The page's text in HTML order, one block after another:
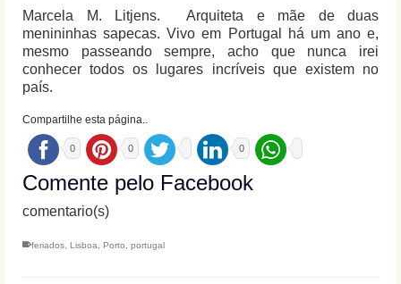
Marcela M. Litjens. Arquiteta e mãe de duas
menininhas sapecas. Vivo em Portugal há um ano e,
mesmo passeando sempre, acho que nunca irei
conhecer todos os lugares incríveis que existem no
país.
Compartilhe esta página..
0 0 0
Comente pelo Facebook
comentario(s)
feriados Lisboa Porto portugal